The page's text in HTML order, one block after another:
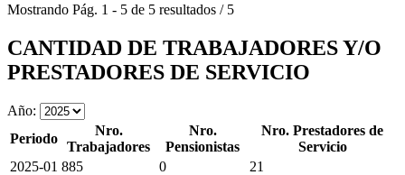
Mostrando Pág. 1 - 5 de 5 resultados / 5
CANTIDAD DE TRABAJADORES Y/O
PRESTADORES DE SERVICIO
Año:
Periodo
Nro.
Trabajadores
Nro.
Pensionistas
Nro. Prestadores de
Servicio
2025-01 885 0
21